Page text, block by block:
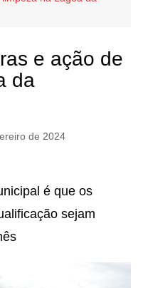
e ação de
da
de 2024
é que os
sejam